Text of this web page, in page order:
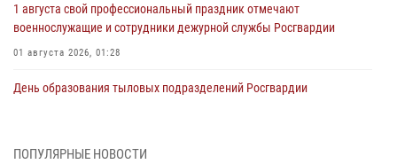
1 августа свой профессиональный праздник отмечают
военнослужащие и сотрудники дежурной службы Росгвардии
01 августа 2026, 01:28
День образования тыловых подразделений Росгвардии
В Управлении Росгвардии по Хабаровскому краю состоялось
ПОПУЛЯРНЫЕ НОВОСТИ